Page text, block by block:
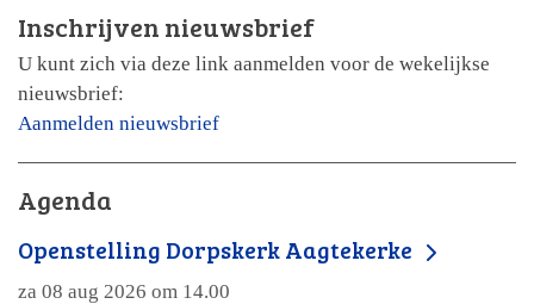
Inschrijven nieuwsbrief
U kunt zich via deze link aanmelden voor de wekelijkse
nieuwsbrief:
Aanmelden nieuwsbrief
Agenda
Openstelling Dorpskerk Aagtekerke
za 08 aug 2026 om 14.00